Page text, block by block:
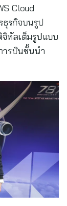
Cloud
รกิจบนรูป
ทัลเต็มรูปแบบ
ารบินชั้นนำ